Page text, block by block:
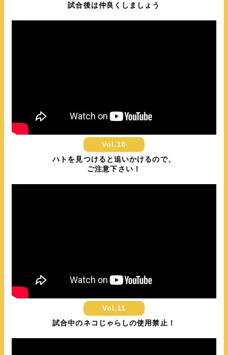
試合後は仲良くしましょう
Vol.10
ハトを見つけると追いかけるので、
ご注意下さい！
Vol.11
試合中のネコじゃらしの使用禁止！